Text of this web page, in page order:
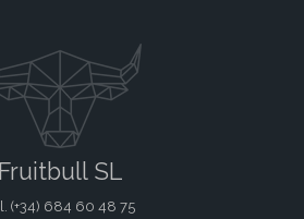
Fruitbull SL
(+34) 684 60 48 75